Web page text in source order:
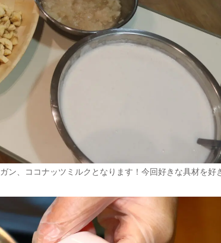
ン、ココナッツミルクとなります！今回好きな具材を好